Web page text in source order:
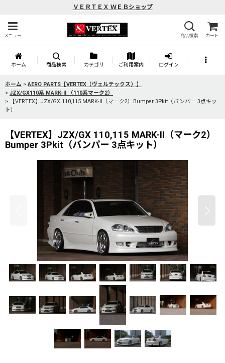
ＶＥＲＴＥＸ ＷＥＢショップ
メニュー 商品検索 カート
ホーム 商品検索 カテゴリ ご利用案内 ログイン
ホーム > AERO PARTS【VERTEX（ヴェルテックス）】
> JZX/GX110系 MARK-II （110系マーク2）
>
【VERTEX】JZX/GX 110,115 MARK-II（マーク2）Bumper 3Pkit（バンパー 3点キッ
ト）
【VERTEX】JZX/GX 110,115 MARK-II（マーク2）
Bumper 3Pkit（バンパー 3点キット）